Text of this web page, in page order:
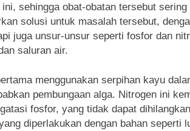
sehingga obat-obatan tersebut
solusi untuk masalah tersebut,
juga unsur-unsur seperti fosfor dan
saluran air.
menggunakan serpihan kayu
pembungaan alga. Nitrogen ini
fosfor, yang tidak dapat
diperlakukan dengan bahan seperti